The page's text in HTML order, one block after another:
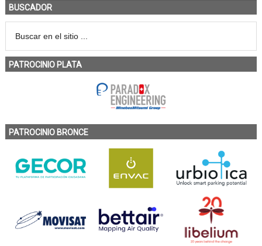
BUSCADOR
PATROCINIO PLATA
PATROCINIO BRONCE